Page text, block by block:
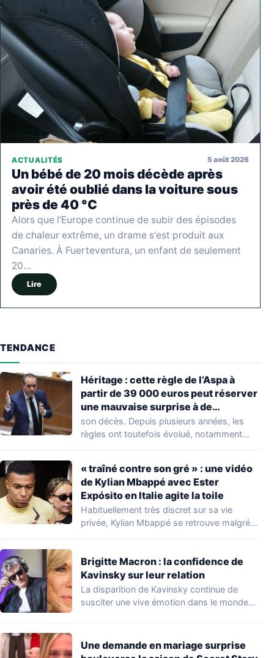
ACTUALITÉS 5 août 2026
Un bébé de 20 mois décède après
avoir été oublié dans la voiture sous
près de 40 °C
Alors que l'Europe continue de subir des épisodes
de chaleur extrême, un drame s'est produit aux
Canaries. À Fuerteventura, un enfant de seulement
20…
Lire
TENDANCE
Héritage : cette règle de l’Aspa à
partir de 39 000 euros peut réserver
une mauvaise surprise à de
nombreuses familles
son décès. Depuis plusieurs années, les
règles ont toutefois évolué, notamment
« traîné contre son gré » : une vidéo
de Kylian Mbappé avec Ester
Expósito en Italie agite la toile
Habituellement très discret sur sa vie
privée, Kylian Mbappé se retrouve malgré
Brigitte Macron : la confidence de
Kavinsky sur leur relation
La disparition de Kavinsky continue de
susciter une vive émotion dans le monde
Une demande en mariage surprise